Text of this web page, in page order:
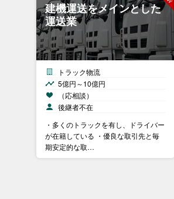
建機運送をメインとした
運送業
トラック物流
5億円～10億円
（応相談）
後継者不在
・多くのトラックを有し、ドライバー
が在籍している ・優良な取引先と毎
期安定的な取…